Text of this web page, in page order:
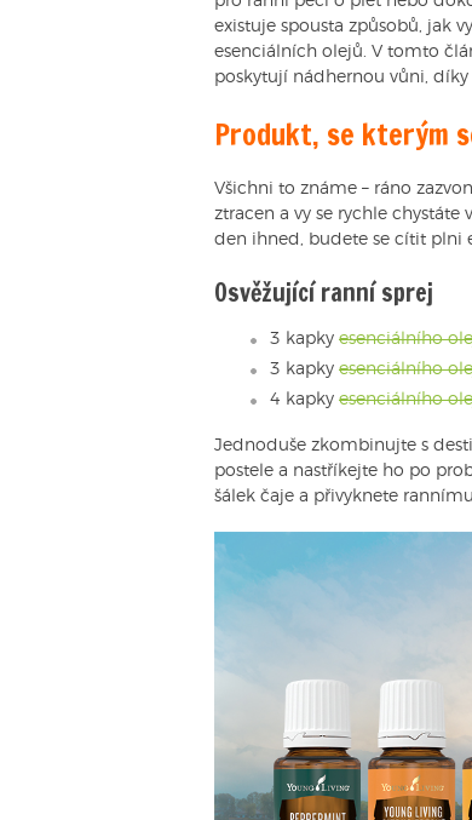
existuje spousta způsobů, jak
esenciálních olejů. V tomto
poskytují nádhernou vůni,
Produkt, se kterým
Všichni to známe – ráno
ztracen a vy se rychle
den ihned, budete se cítit plni
Osvěžující ranní sprej
3 kapky esenciálního
3 kapky esenciálního
4 kapky esenciálního
Jednoduše zkombinujte s
postele a nastříkejte ho po
šálek čaje a přivyknete rannímu